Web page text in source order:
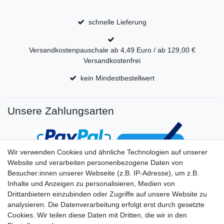
schnelle Lieferung
Versandkostenpauschale ab 4,49 Euro / ab 129,00 €
Versandkostenfrei
kein Mindestbestellwert
Unsere Zahlungsarten
Wir verwenden Cookies und ähnliche Technologien auf unserer
Website und verarbeiten personenbezogene Daten von
Besucher:innen unserer Webseite (z.B. IP-Adresse), um z.B.
Inhalte und Anzeigen zu personalisieren, Medien von
Drittanbietern einzubinden oder Zugriffe auf unsere Website zu
analysieren. Die Datenverarbeitung erfolgt erst durch gesetzte
Cookies. Wir teilen diese Daten mit Dritten, die wir in den